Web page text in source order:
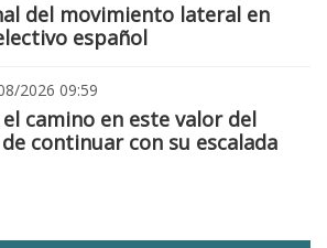
del movimiento lateral en
español
2026 09:59
camino en este valor del
continuar con su escalada